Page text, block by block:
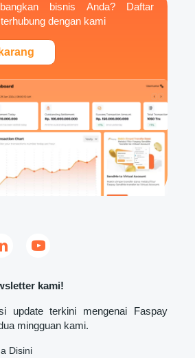
bisnis Anda? Daftar
dengan kami
kami!
update terkini mengenai Faspay
mingguan kami.
Disini